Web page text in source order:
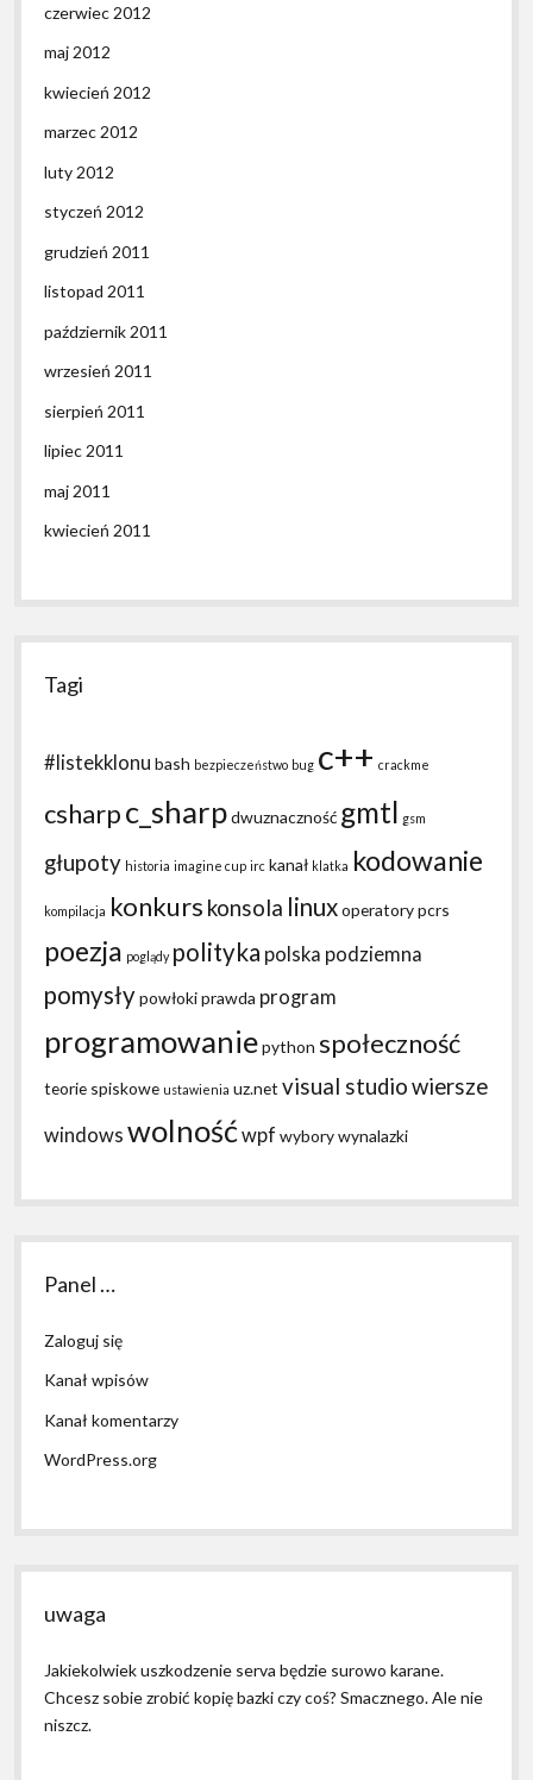
czerwiec 2012
maj 2012
kwiecień 2012
marzec 2012
luty 2012
styczeń 2012
grudzień 2011
listopad 2011
październik 2011
wrzesień 2011
sierpień 2011
lipiec 2011
maj 2011
kwiecień 2011
Tagi
#listekklonu bash bezpieczeństwo bug c++ crackme
csharpc_sharpdwuznaczność gmtl gsm
głupoty historia imagine cup irc kanał klatka kodowanie
kompilacja konkurs konsola linuxoperatorypcrs
poezja poglądy polityka polska podziemna
pomysłypowłokiprawda program
programowaniepython społeczność
teorie spiskowe ustawienia uz.net visual studiowiersze
windows wolnośćwpf wyborywynalazki
Panel …
Zaloguj się
Kanał wpisów
Kanał komentarzy
WordPress.org
uwaga
Jakiekolwiek uszkodzenie serva będzie surowo karane.
Chcesz sobie zrobić kopię bazki czy coś? Smacznego. Ale nie
niszcz.